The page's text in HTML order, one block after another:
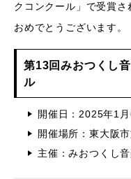
クコンクール」で受賞さ
おめでとうございます。
第13回みおつくし
ル
開催日：2025年1月
開催場所：東大阪
主催：みおつくし